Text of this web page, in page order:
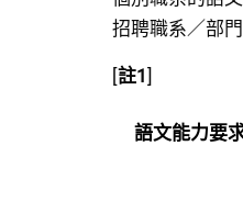
招聘職系／部
[註1]
語文能力要